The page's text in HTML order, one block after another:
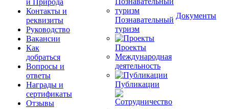
и Природа
Контакты и
реквизиты
Руководство
Вакансии
Как
добраться
Вопросы и
ответы
Награды и
сертификаты
Отзывы
Познавательный
туризм
Проекты
Международная
деятельность
Публикации
Документы